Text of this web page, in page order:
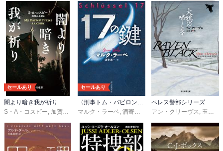
セールあり
闇より暗き我が祈り
S・A・コスビー 加賀山卓朗
セールあり
マルク・ラーベ 酒寄進一
ペレス警部シリーズ
アン・クリーヴス
玉木亨